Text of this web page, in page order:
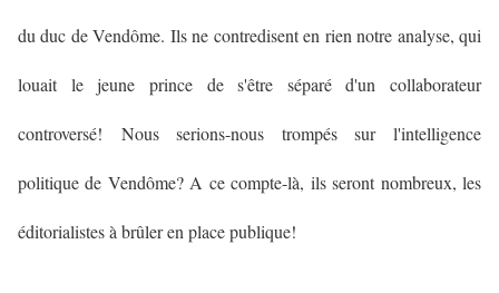
du duc de Vendôme. Ils ne contredisent en rien notre analyse, qui
louait le jeune prince de s'être séparé d'un collaborateur
controversé! Nous serions-nous trompés sur l'intelligence
politique de Vendôme? A ce compte-là, ils seront nombreux, les
éditorialistes à brûler en place publique!